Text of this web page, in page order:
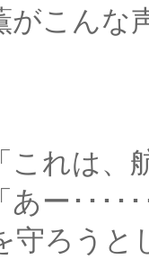
を出
んが
そうで
守ろうと